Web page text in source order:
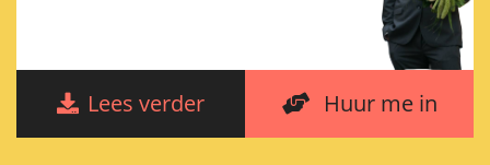
Lees verder Huur me in